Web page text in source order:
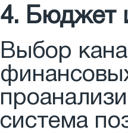
4. Бюджет
Выбор
система